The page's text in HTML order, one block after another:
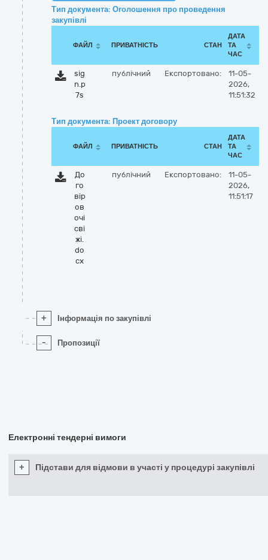
Тип документа: Оголошення про проведення
закупівлі
ФАЙЛ ПРИВАТНІСТЬ СТАН
ДАТА
ТА
ЧАС
sig
n.p
7s
публічний Експортовано:
11-05-
2026,
11:51:32
Тип документа: Проект договору
ФАЙЛ ПРИВАТНІСТЬ СТАН
ДАТА
ТА
ЧАС
До
го
вір
ов
очі
сві
жі.
do
cx
публічний Експортовано:
11-05-
2026,
11:51:17
+ Інформація по закупівлі
- Пропозиції
Електронні тендерні вимоги
+ Підстави для відмови в участі у процедурі закупівлі